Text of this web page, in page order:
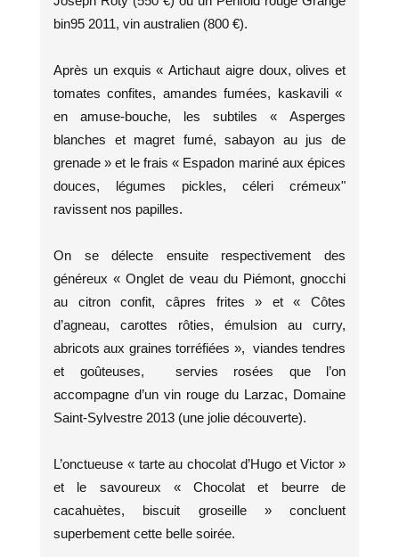
bin95 2011, vin australien (800 €).
Après un exquis « Artichaut aigre doux, olives et
tomates confites, amandes fumées, kaskavili «
en amuse-bouche, les subtiles « Asperges
blanches et magret fumé, sabayon au jus de
grenade » et le frais « Espadon mariné aux épices
douces, légumes pickles, céleri crémeux"
ravissent nos papilles.
On se délecte ensuite respectivement des
généreux « Onglet de veau du Piémont, gnocchi
au citron confit, câpres frites » et « Côtes
d’agneau, carottes rôties, émulsion au curry,
abricots aux graines torréfiées », viandes tendres
et goûteuses, servies rosées que l’on
accompagne d’un vin rouge du Larzac, Domaine
Saint-Sylvestre 2013 (une jolie découverte).
L’onctueuse « tarte au chocolat d’Hugo et Victor »
et le savoureux « Chocolat et beurre de
cacahuètes, biscuit groseille » concluent
superbement cette belle soirée.